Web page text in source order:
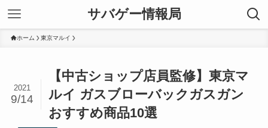
サバゲー情報局
ホーム 東京マルイ
【中古ショップ店員監修】東京マ
ルイ ガスブローバックガスガン
おすすめ商品10選
2021
9/14